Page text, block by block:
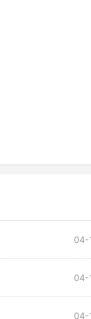
04-
04-
04-